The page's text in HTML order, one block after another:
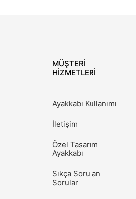
MÜŞTERİ
HİZMETLERİ
Ayakkabı Kullanımı
İletişim
Özel Tasarım
Ayakkabı
Sıkça Sorulan
Sorular